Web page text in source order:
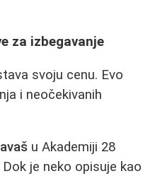
za izbegavanje
svoju cenu. Evo
i neočekivanih
u Akademiji 28
je neko opisuje kao